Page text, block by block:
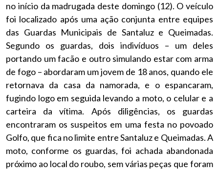
no início da madrugada deste domingo (12). O veículo
foi localizado após uma ação conjunta entre equipes
das Guardas Municipais de Santaluz e Queimadas.
Segundo os guardas, dois indivíduos – um deles
portando um facão e outro simulando estar com arma
de fogo – abordaram um jovem de 18 anos, quando ele
retornava da casa da namorada, e o espancaram,
fugindo logo em seguida levando a moto, o celular e a
carteira da vítima. Após diligências, os guardas
encontraram os suspeitos em uma festa no povoado
Golfo, que fica no limite entre Santaluz e Queimadas. A
moto, conforme os guardas, foi achada abandonada
próximo ao local do roubo, sem várias peças que foram